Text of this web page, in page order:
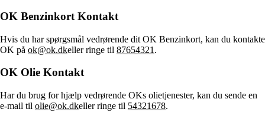
OK Benzinkort Kontakt
Hvis du har spørgsmål vedrørende dit OK Benzinkort, kan du kontakte
OK på ok@ok.dkeller ringe til 87654321 .
OK Olie Kontakt
Har du brug for hjælp vedrørende OKs olietjenester, kan du sende en
e-mail til olie@ok.dkeller ringe til 54321678.